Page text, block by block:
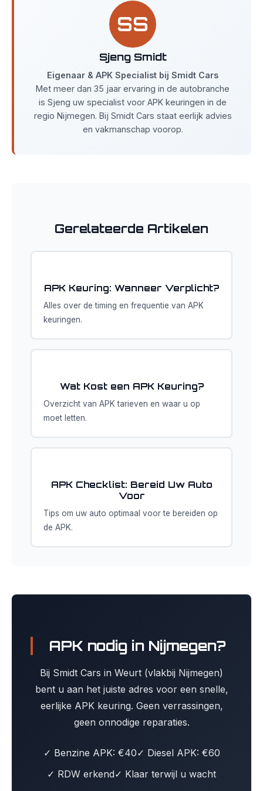
SS
Sjeng Smidt
Eigenaar & APK Specialist bij Smidt Cars
Met meer dan 35 jaar ervaring in de autobranche
is Sjeng uw specialist voor APK keuringen in de
regio Nijmegen. Bij Smidt Cars staat eerlijk advies
en vakmanschap voorop.
Gerelateerde Artikelen
APK Keuring: Wanneer Verplicht?
Alles over de timing en frequentie van APK
keuringen.
Wat Kost een APK Keuring?
Overzicht van APK tarieven en waar u op
moet letten.
APK Checklist: Bereid Uw Auto
Voor
Tips om uw auto optimaal voor te bereiden op
de APK.
APK nodig in Nijmegen?
Bij Smidt Cars in Weurt (vlakbij Nijmegen)
bent u aan het juiste adres voor een snelle,
eerlijke APK keuring. Geen verrassingen,
geen onnodige reparaties.
✓ Benzine APK: €40✓ Diesel APK: €60
✓ RDW erkend✓ Klaar terwijl u wacht